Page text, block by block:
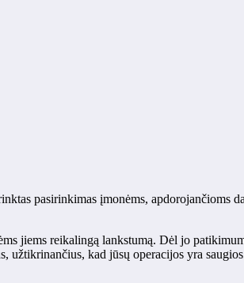
pasirinkimas įmonėms, apdorojančioms
jiems reikalingą lankstumą. Dėl jo
užtikrinančius, kad jūsų operacijos yra